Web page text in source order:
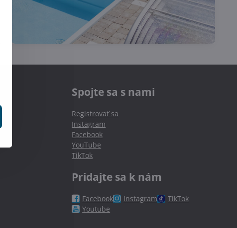
Spojte sa s nami
Registrovať sa
Instagram
Facebook
YouTube
TikTok
Pridajte sa k nám
Facebook Instagram
TikTok
Youtube